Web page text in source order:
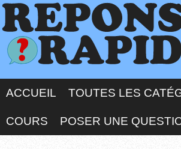
ACCUEIL TOUTES LES
COURS POSER UNE